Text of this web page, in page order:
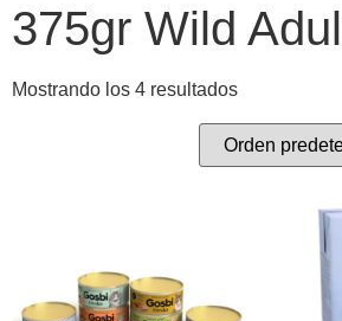
375gr Wild
Mostrando los 4 resultados